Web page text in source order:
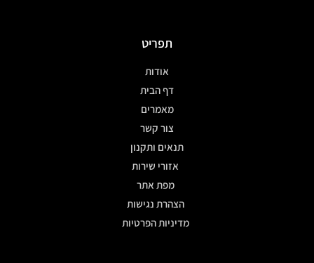
תפריט
אודות
דף הבית
מאמרים
צור קשר
תנאים ותקנון
אזורי שירות
מפת אתר
הצהרת נגישות
מדיניות הפרטיות